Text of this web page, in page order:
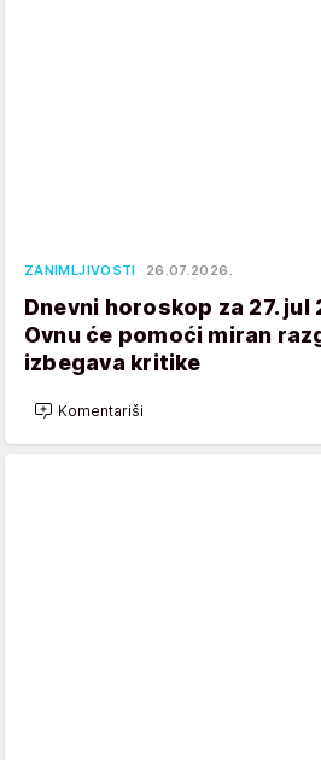
ZANIMLJIVOSTI 26.07.2026.
Dnevni horoskop za 27. jul
Ovnu će pomoći miran
izbegava kritike
Komentariši